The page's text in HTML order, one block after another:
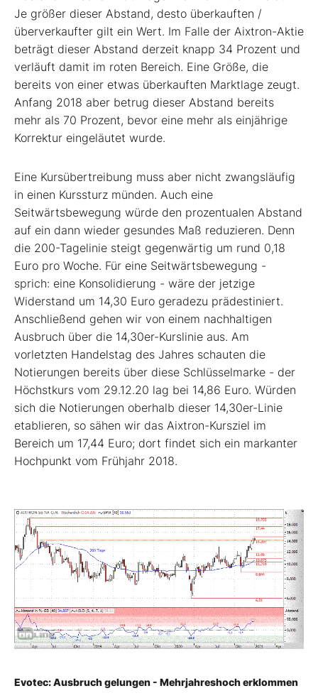
Je größer dieser Abstand, desto überkauften /
überverkaufter gilt ein Wert. Im Falle der Aixtron-Aktie
beträgt dieser Abstand derzeit knapp 34 Prozent und
verläuft damit im roten Bereich. Eine Größe, die
bereits von einer etwas überkauften Marktlage zeugt.
Anfang 2018 aber betrug dieser Abstand bereits
mehr als 70 Prozent, bevor eine mehr als einjährige
Korrektur eingeläutet wurde.
Eine Kursübertreibung muss aber nicht zwangsläufig
in einen Kurssturz münden. Auch eine
Seitwärtsbewegung würde den prozentualen Abstand
auf ein dann wieder gesundes Maß reduzieren. Denn
die 200-Tagelinie steigt gegenwärtig um rund 0,18
Euro pro Woche. Für eine Seitwärtsbewegung -
sprich: eine Konsolidierung - wäre der jetzige
Widerstand um 14,30 Euro geradezu prädestiniert.
Anschließend gehen wir von einem nachhaltigen
Ausbruch über die 14,30er-Kurslinie aus. Am
vorletzten Handelstag des Jahres schauten die
Notierungen bereits über diese Schlüsselmarke - der
Höchstkurs vom 29.12.20 lag bei 14,86 Euro. Würden
sich die Notierungen oberhalb dieser 14,30er-Linie
etablieren, so sähen wir das Aixtron-Kursziel im
Bereich um 17,44 Euro; dort findet sich ein markanter
Hochpunkt vom Frühjahr 2018.
Evotec: Ausbruch gelungen - Mehrjahreshoch erklommen